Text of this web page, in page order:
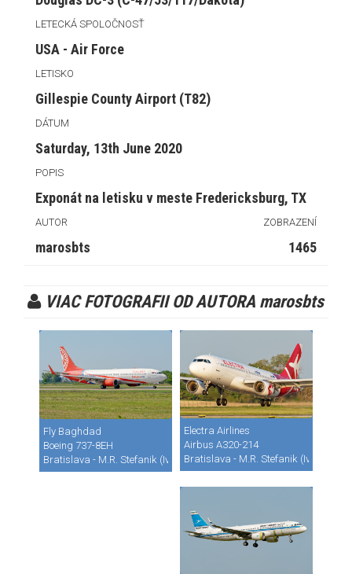
LETECKÁ SPOLOČNOSŤ
USA - Air Force
LETISKO
Gillespie County Airport (T82)
DÁTUM
Saturday, 13th June 2020
POPIS
Exponát na letisku v meste Fredericksburg, TX
AUTOR ZOBRAZENÍ
marosbts 1465
VIAC FOTOGRAFII OD AUTORA marosbts
Fly Baghdad
Boeing 737-8EH
Bratislava - M.R. Stefanik (Ivanka) (BTS / LZIB)
Electra Airlines
Airbus A320-214
Bratislava - M.R. Stefanik (Ivanka)